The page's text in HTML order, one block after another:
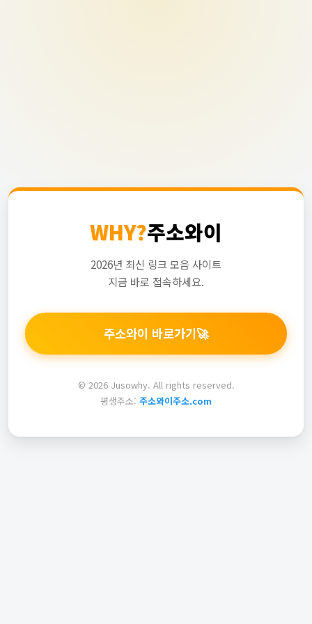
WHY?주소와이
2026년 최신 링크 모음 사이트
지금 바로 접속하세요.
주소와이 바로가기🚀
© 2026 Jusowhy. All rights reserved.
평생주소: 주소와이주소.com